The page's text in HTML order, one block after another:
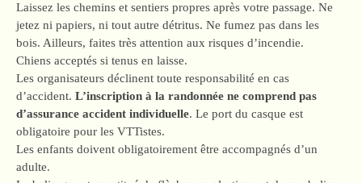
Laissez les chemins et sentiers propres après votre passage. Ne
jetez ni papiers, ni tout autre détritus. Ne fumez pas dans les
bois. Ailleurs, faites très attention aux risques d’incendie.
Chiens acceptés si tenus en laisse.
Les organisateurs déclinent toute responsabilité en cas
d’accident. L’inscription à la randonnée ne comprend pas
d’assurance accident individuelle. Le port du casque est
obligatoire pour les VTTistes.
Les enfants doivent obligatoirement être accompagnés d’un
adulte.